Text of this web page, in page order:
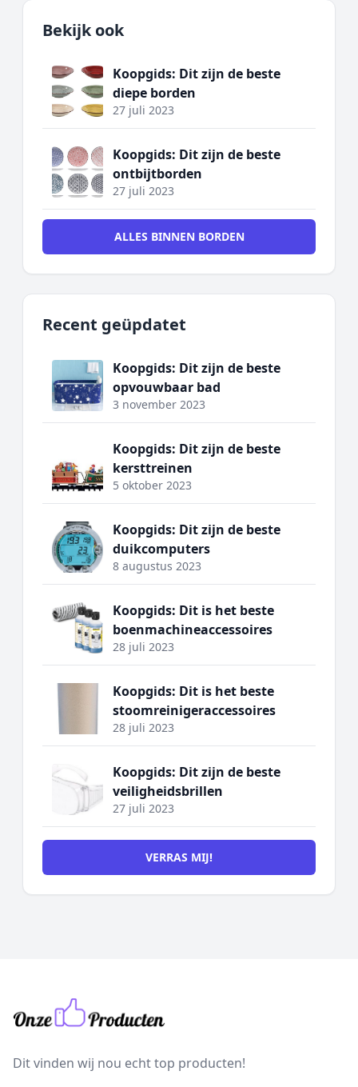
Bekijk ook
Koopgids: Dit zijn de beste
diepe borden
27 juli 2023
Koopgids: Dit zijn de beste
ontbijtborden
27 juli 2023
ALLES BINNEN BORDEN
Recent geüpdatet
Koopgids: Dit zijn de beste
opvouwbaar bad
3 november 2023
Koopgids: Dit zijn de beste
kersttreinen
5 oktober 2023
Koopgids: Dit zijn de beste
duikcomputers
8 augustus 2023
Koopgids: Dit is het beste
boenmachineaccessoires
28 juli 2023
Koopgids: Dit is het beste
stoomreinigeraccessoires
28 juli 2023
Koopgids: Dit zijn de beste
veiligheidsbrillen
27 juli 2023
VERRAS MIJ!
Dit vinden wij nou echt top producten!